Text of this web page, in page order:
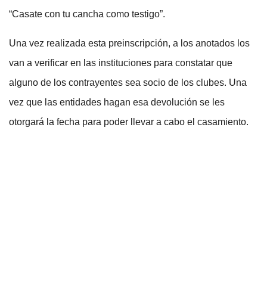
“Casate con tu cancha como testigo”.
Una vez realizada esta preinscripción, a los anotados los
van a verificar en las instituciones para constatar que
alguno de los contrayentes sea socio de los clubes. Una
vez que las entidades hagan esa devolución se les
otorgará la fecha para poder llevar a cabo el casamiento.